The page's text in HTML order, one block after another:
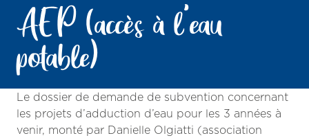
AEP (accès à l’eau
potable)
Le dossier de demande de subvention concernant
les projets d’adduction d’eau pour les 3 années à
venir, monté par Danielle Olgiatti (association